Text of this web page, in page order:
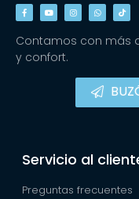
Contamos con más
y confort.
Servicio al
Preguntas frecuentes